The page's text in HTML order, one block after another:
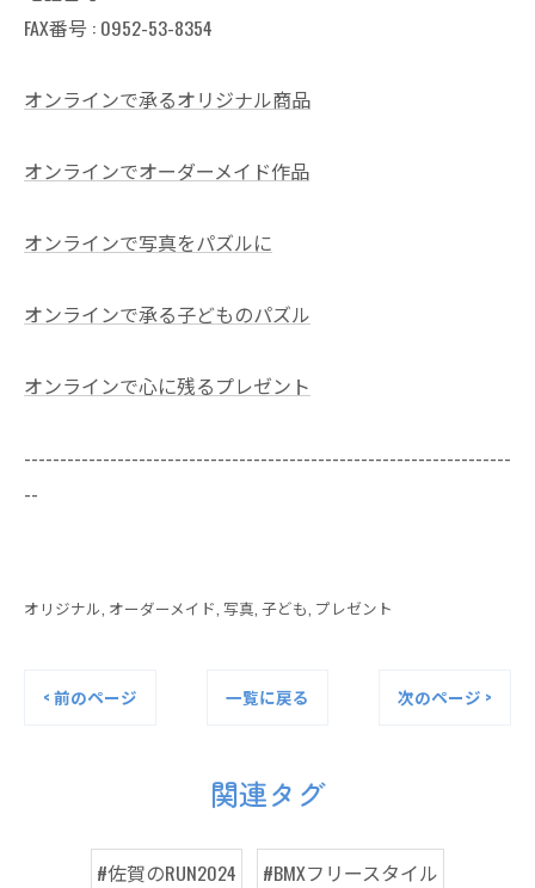
FAX番号 : 0952-53-8354
オンラインで承るオリジナル商品
オンラインでオーダーメイド作品
オンラインで写真をパズルに
オンラインで承る子どものパズル
オンラインで心に残るプレゼント
--------------------------------------------------------------------
--
オリジナル オーダーメイド 写真 子ども プレゼント
< 前のページ 一覧に戻る 次のページ >
関連タグ
#佐賀のRUN2024
#BMXフリースタイル